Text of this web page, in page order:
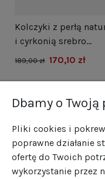
Kolczyki z perłą
i cyrkonią srebro
rodowane
189,00 zł 170,10 zł
Dbamy o
Pliki cookies i
poprawne działanie
ofertę do Twoich
wykorzystanie przez